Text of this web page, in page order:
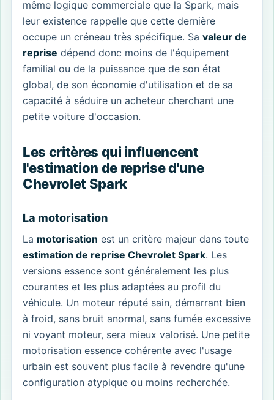
même logique commerciale que la Spark, mais
leur existence rappelle que cette dernière
occupe un créneau très spécifique. Sa valeur de
reprise dépend donc moins de l'équipement
familial ou de la puissance que de son état
global, de son économie d'utilisation et de sa
capacité à séduire un acheteur cherchant une
petite voiture d'occasion.
Les critères qui influencent
l'estimation de reprise d'une
Chevrolet Spark
La motorisation
La motorisation est un critère majeur dans toute
estimation de reprise Chevrolet Spark. Les
versions essence sont généralement les plus
courantes et les plus adaptées au profil du
véhicule. Un moteur réputé sain, démarrant bien
à froid, sans bruit anormal, sans fumée excessive
ni voyant moteur, sera mieux valorisé. Une petite
motorisation essence cohérente avec l'usage
urbain est souvent plus facile à revendre qu'une
configuration atypique ou moins recherchée.